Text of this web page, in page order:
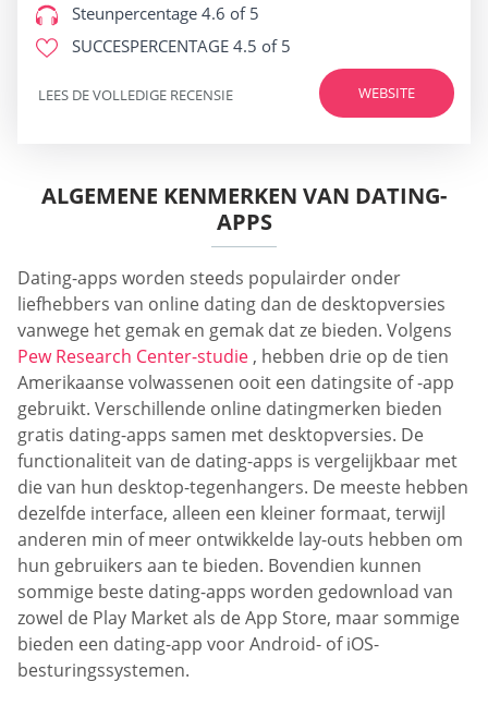
Steunpercentage 4.6 of 5
SUCCESPERCENTAGE 4.5 of 5
WEBSITE
LEES DE VOLLEDIGE RECENSIE
ALGEMENE KENMERKEN VAN DATING-
APPS
Dating-apps worden steeds populairder onder
liefhebbers van online dating dan de desktopversies
vanwege het gemak en gemak dat ze bieden. Volgens
Pew Research Center-studie , hebben drie op de tien
Amerikaanse volwassenen ooit een datingsite of -app
gebruikt. Verschillende online datingmerken bieden
gratis dating-apps samen met desktopversies. De
functionaliteit van de dating-apps is vergelijkbaar met
die van hun desktop-tegenhangers. De meeste hebben
dezelfde interface, alleen een kleiner formaat, terwijl
anderen min of meer ontwikkelde lay-outs hebben om
hun gebruikers aan te bieden. Bovendien kunnen
sommige beste dating-apps worden gedownload van
zowel de Play Market als de App Store, maar sommige
bieden een dating-app voor Android- of iOS-
besturingssystemen.